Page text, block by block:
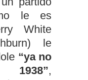
le es
White
le
“ya no
1938”,